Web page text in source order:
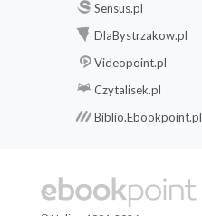
Sensus.pl
DlaBystrzakow.pl
Videopoint.pl
Czytalisek.pl
Biblio.Ebookpoint.pl